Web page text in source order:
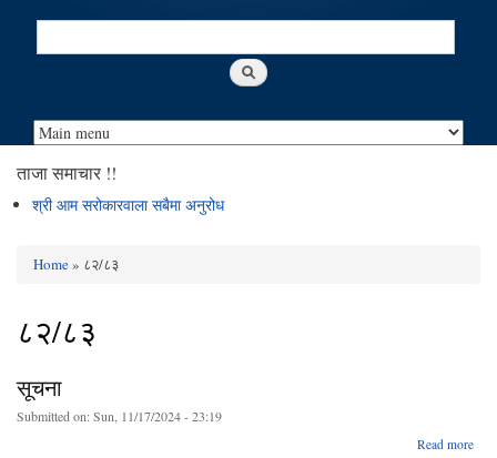
Search
ताजा समाचार !!
श्री आम सरोकारवाला सबैमा अनुरोध
Home» ८२/८३
८२/८३
सूचना
Submitted on:Sun, 11/17/2024 - 23:19
Read more